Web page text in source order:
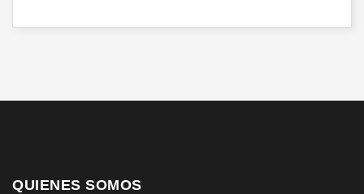
QUIENES SOMOS